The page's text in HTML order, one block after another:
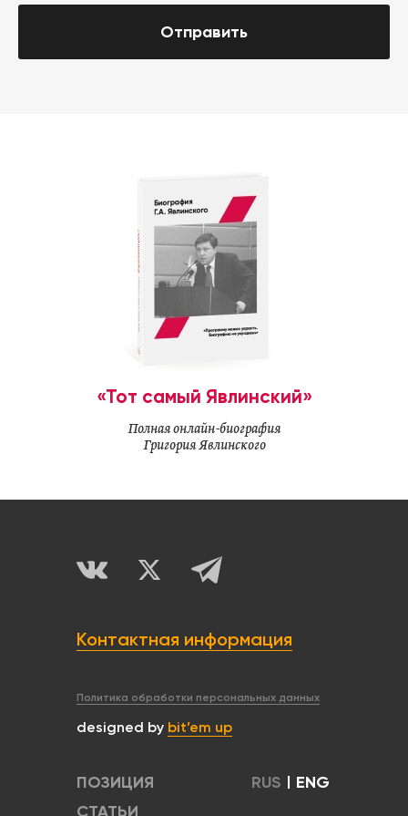
Отправить
«Тот самый Явлинский»
Полная онлайн-биография
Григория Явлинского
Контактная информация
Политика обработки персональных данных
designed by bit’em up
ПОЗИЦИЯ
СТАТЬИ
RUS | ENG